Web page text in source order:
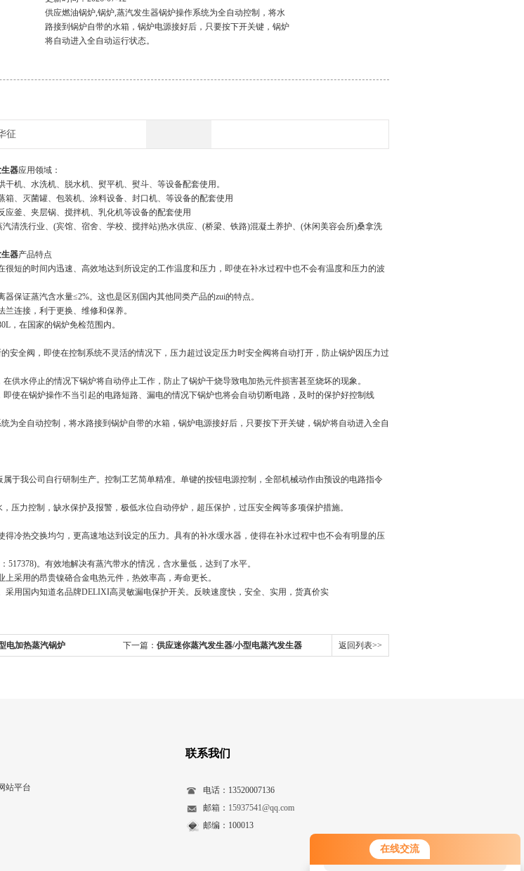
在线交流
您好！欢迎前来咨询，很高兴为您
服务，请问您要咨询什么问题呢？
供应燃油锅炉,锅炉,蒸汽发生器锅炉操作系统为全自动控制，将水
路接到锅炉自带的水箱，锅炉电源接好后，只要按下开关键，锅炉
将自动进入全自动运行状态。
征
器应用领域：
干机、水洗机、脱水机、熨平机、熨斗、等设备配套使用。
箱、灭菌罐、包装机、涂料设备、封口机、等设备的配套使用
应釜、夹层锅、搅拌机、乳化机等设备的配套使用
清洗行业、(宾馆、宿舍、学校、搅拌站)热水供应、(桥梁、铁路)混凝土养护、(休闲美容会所)桑拿洗
器产品特点
很短的时间内迅速、高效地达到所设定的工作温度和压力，即使在补水过程中也不会有温度和压力的波
证蒸汽含水量≤2%。这也是区别国内其他同类产品的zui的特点。
接，利于更换、维修和保养。
在国家的锅炉免检范围内。
安全阀，即使在控制系统不灵活的情况下，压力超过设定压力时安全阀将自动打开，防止锅炉因压力过
供水停止的情况下锅炉将自动停止工作，防止了锅炉干烧导致电加热元件损害甚至烧坏的现象。
即使在锅炉操作不当引起的电路短路、漏电的情况下锅炉也将会自动切断电路，及时的保护好控制线
为全自动控制，将水路接到锅炉自带的水箱，锅炉电源接好后，只要按下开关键，锅炉将自动进入全自
于我公司自行研制生产。控制工艺简单精准。单键的按钮电源控制，全部机械动作由预设的电路指令
压力控制，缺水保护及报警，极低水位自动停炉，超压保护，过压安全阀等多项保护措施。
得冷热交换均匀，更高速地达到设定的压力。具有的补水缓水器，使得在补水过程中也不会有明显的压
517378)。有效地解决有蒸汽带水的情况，含水量低，达到了水平。
上采用的昂贵镍硌合金电热元件，热效率高，寿命更长。
采用国内知道名品牌DELIXI高灵敏漏电保护开关。反映速度快，安全、实用，货真价实
电加热蒸汽锅炉 下一篇： 供应迷你蒸汽发生器/小型电蒸汽发生器 返回列表>>
站平台
联系我们
电话：13520007136
邮箱： 15937541@qq.com
邮编：100013